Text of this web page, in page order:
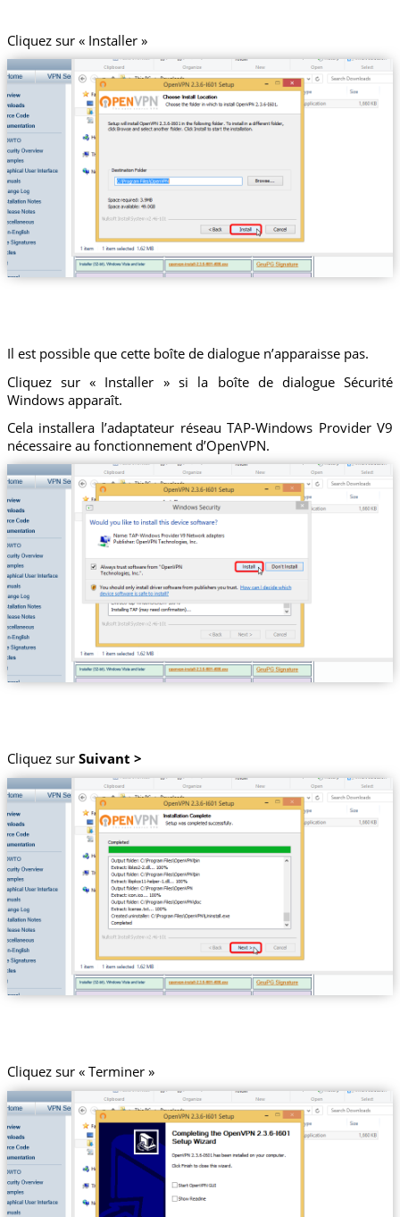
Cliquez sur « Installer »
Il est possible que cette boîte de dialogue n’apparaisse pas.
Cliquez sur « Installer » si la boîte de dialogue Sécurité
Windows apparaît.
Cela installera l’adaptateur réseau TAP-Windows Provider V9
nécessaire au fonctionnement d’OpenVPN.
Cliquez sur Suivant >
Cliquez sur « Terminer »